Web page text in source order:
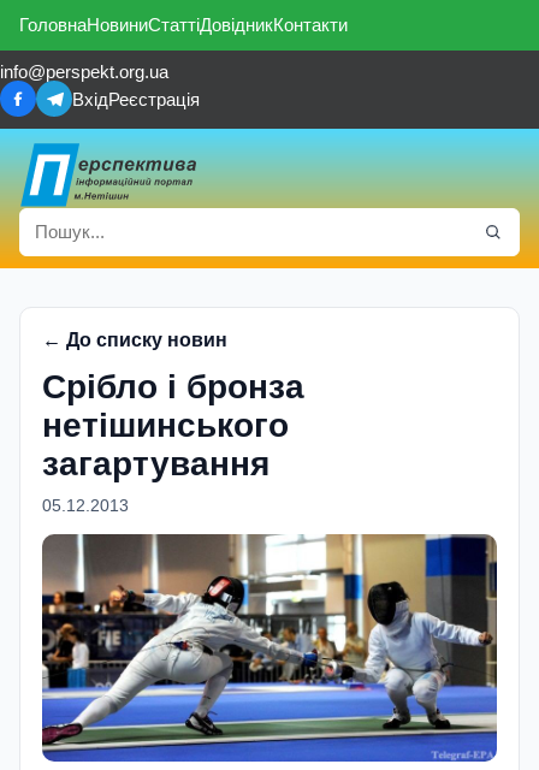
ГоловнаНовиниСтаттіДовідникКонтакти
info@perspekt.org.ua
ВхідРеєстрація
← До списку новин
Срiбло i бронза
нетiшинського
загартування
05.12.2013